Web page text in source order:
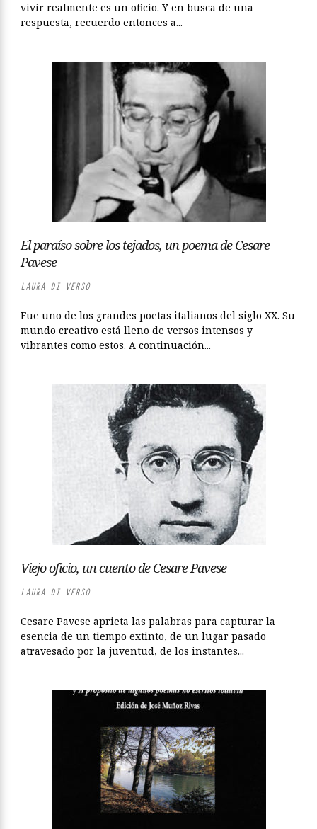
vivir realmente es un oficio. Y en busca de una
respuesta, recuerdo entonces a...
El paraíso sobre los tejados, un poema de Cesare
Pavese
LAURA DI VERSO
Fue uno de los grandes poetas italianos del siglo XX. Su
mundo creativo está lleno de versos intensos y
vibrantes como estos. A continuación...
Viejo oficio, un cuento de Cesare Pavese
LAURA DI VERSO
Cesare Pavese aprieta las palabras para capturar la
esencia de un tiempo extinto, de un lugar pasado
atravesado por la juventud, de los instantes...